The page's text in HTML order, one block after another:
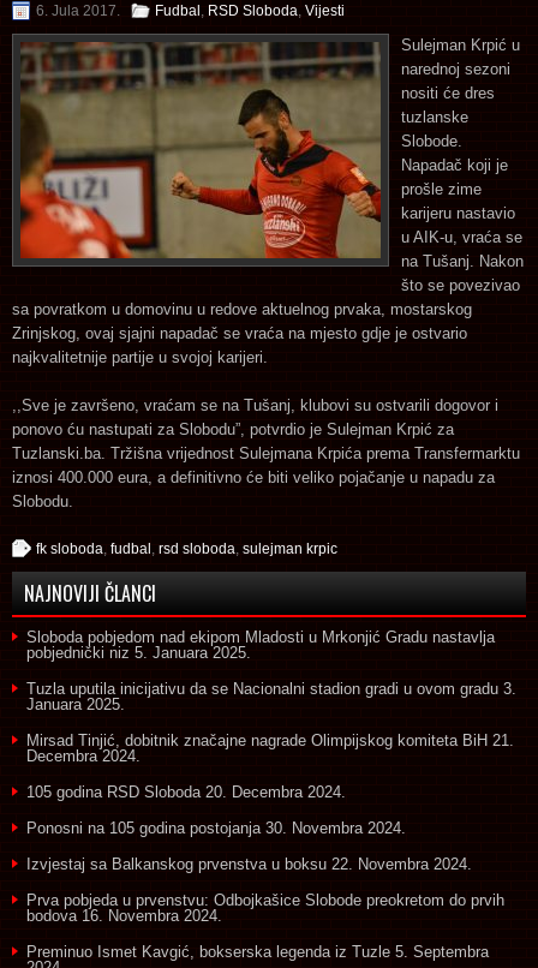
6. Jula 2017. Fudbal RSD Sloboda Vijesti
Sulejman Krpić u
narednoj sezoni
nositi će dres
tuzlanske
Slobode.
Napadač koji je
prošle zime
karijeru nastavio
u AIK-u, vraća se
na Tušanj. Nakon
što se povezivao
sa povratkom u domovinu u redove aktuelnog prvaka, mostarskog
Zrinjskog, ovaj sjajni napadač se vraća na mjesto gdje je ostvario
najkvalitetnije partije u svojoj karijeri.
,,Sve je završeno, vraćam se na Tušanj, klubovi su ostvarili dogovor i
ponovo ću nastupati za Slobodu”, potvrdio je Sulejman Krpić za
Tuzlanski.ba. Tržišna vrijednost Sulejmana Krpića prema Transfermarktu
iznosi 400.000 eura, a definitivno će biti veliko pojačanje u napadu za
Slobodu.
fk sloboda fudbal rsd sloboda sulejman krpic
NAJNOVIJI ČLANCI
Sloboda pobjedom nad ekipom Mladosti u Mrkonjić Gradu nastavlja
pobjednički niz 5. Januara 2025.
Tuzla uputila inicijativu da se Nacionalni stadion gradi u ovom gradu 3.
Januara 2025.
Mirsad Tinjić, dobitnik značajne nagrade Olimpijskog komiteta BiH 21.
Decembra 2024.
105 godina RSD Sloboda 20. Decembra 2024.
Ponosni na 105 godina postojanja 30. Novembra 2024.
Izvjestaj sa Balkanskog prvenstva u boksu 22. Novembra 2024.
Prva pobjeda u prvenstvu: Odbojkašice Slobode preokretom do prvih
bodova 16. Novembra 2024.
Preminuo Ismet Kavgić, bokserska legenda iz Tuzle 5. Septembra